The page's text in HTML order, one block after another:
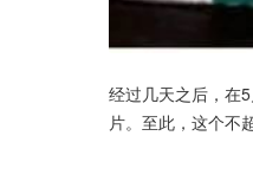
经过几天之后，在
片。至此，这个不